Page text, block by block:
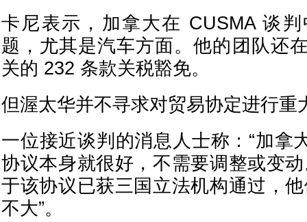
卡尼表示，加拿大在 CUSMA 谈
题，尤其是汽车方面。他的团队还
关的 232 条款关税豁免。
但渥太华并不寻求对贸易协定进行重
一位接近谈判的消息人士称：“加拿
协议本身就很好，不需要调整或变
于该协议已获三国立法机构通过，
不大”。